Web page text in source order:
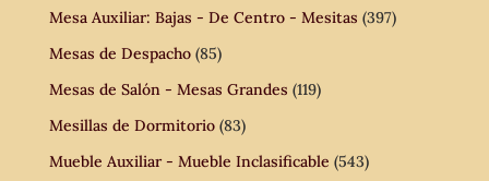
Mesa Auxiliar: Bajas - De Centro - Mesitas (397)
Mesas de Despacho (85)
Mesas de Salón - Mesas Grandes (119)
Mesillas de Dormitorio (83)
Mueble Auxiliar - Mueble Inclasificable (543)